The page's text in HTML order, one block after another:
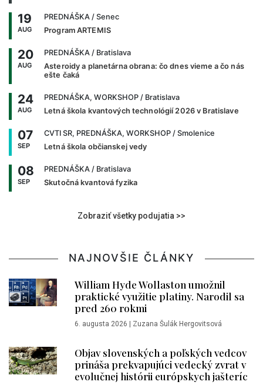
19
AUG
PREDNÁŠKA / Senec
Program ARTEMIS
20
AUG
PREDNÁŠKA / Bratislava
Asteroidy a planetárna obrana: čo dnes vieme a čo nás
ešte čaká
24
AUG
PREDNÁŠKA, WORKSHOP / Bratislava
Letná škola kvantových technológií 2026 v Bratislave
07
SEP
CVTI SR, PREDNÁŠKA, WORKSHOP / Smolenice
Letná škola občianskej vedy
08
SEP
PREDNÁŠKA / Bratislava
Skutočná kvantová fyzika
Zobraziť všetky podujatia >>
NAJNOVŠIE ČLÁNKY
William Hyde Wollaston umožnil
praktické využitie platiny. Narodil sa
pred 260 rokmi
6. augusta 2026 Zuzana Šulák Hergovitsová
Objav slovenských a poľských vedcov
prináša prekvapujúci vedecký zvrat v
evolučnej histórii európskych jašteríc